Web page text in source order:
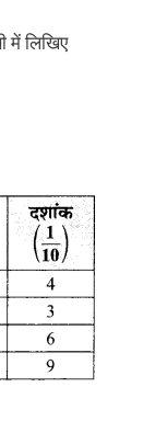
में लिखिए